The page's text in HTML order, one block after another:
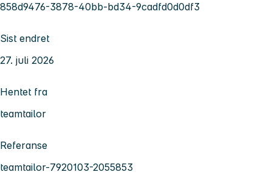
858d9476-3878-40bb-bd34-9cadfd0d0df3
Sist endret
27. juli 2026
Hentet fra
teamtailor
Referanse
teamtailor-7920103-2055853